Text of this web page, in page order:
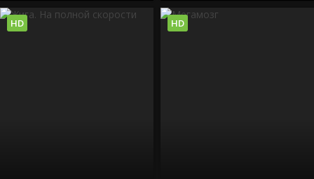
HD HD